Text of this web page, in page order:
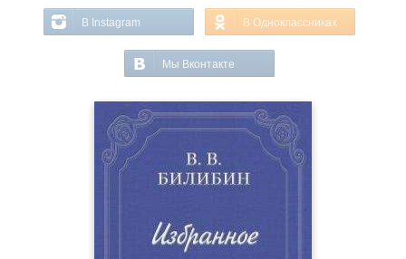
В Instagram В Одноклассниках
Мы Вконтакте